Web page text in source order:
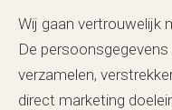
Wij gaan vertrouwelijk
De
verzamelen,
direct marketing